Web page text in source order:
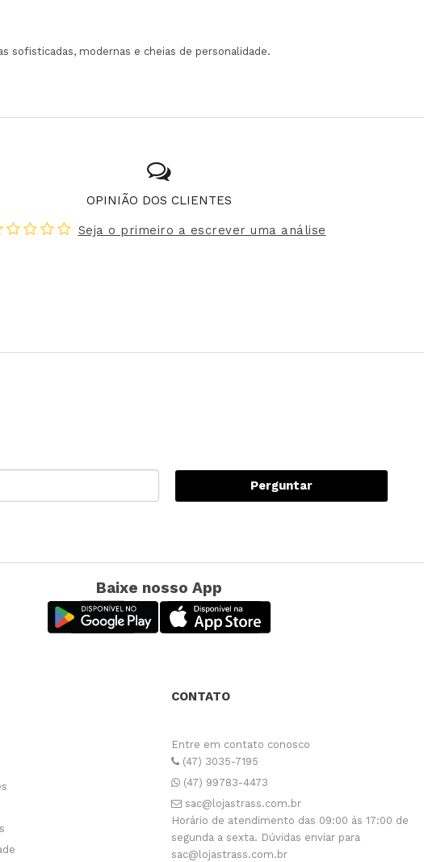
sofisticadas, modernas e cheias de personalidade.
OPINIÃO DOS CLIENTES
Seja o primeiro a escrever uma análise
Perguntar
Baixe nosso App
CONTATO
Entre em contato conosco
(47) 3035-7195
(47) 99783-4473
sac@lojastrass.com.br
Horário de atendimento das 09:00 ás 17:00 de
segunda a sexta. Dúvidas enviar para
sac@lojastrass.com.br